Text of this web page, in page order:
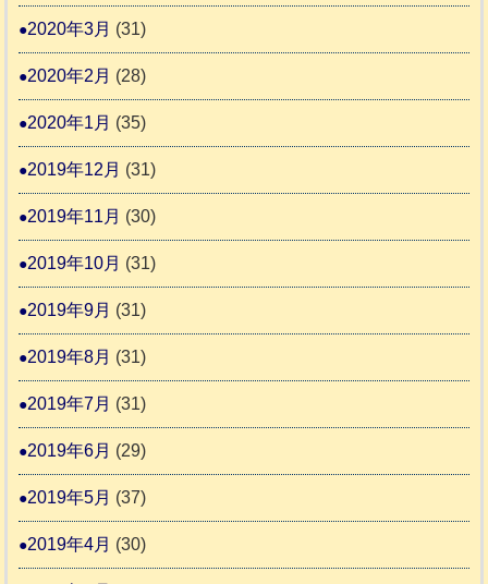
2020年3月 (31)
2020年2月 (28)
2020年1月 (35)
2019年12月 (31)
2019年11月 (30)
2019年10月 (31)
2019年9月 (31)
2019年8月 (31)
2019年7月 (31)
2019年6月 (29)
2019年5月 (37)
2019年4月 (30)